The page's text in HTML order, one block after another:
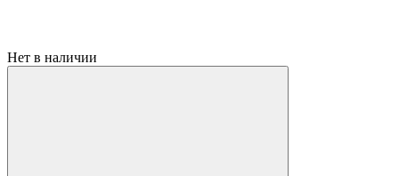
Нет в наличии